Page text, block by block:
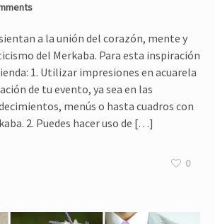
a la unión del corazón, mente y
del Merkaba. Para esta inspiración
1. Utilizar impresiones en acuarela
de tu evento, ya sea en las
menús o hasta cuadros con
2. Puedes hacer uso de […]
0